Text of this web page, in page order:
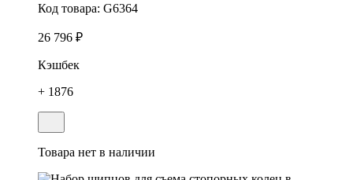
Код товара: G6364
26 796 ₽
Кэшбек
+ 1876
Товара нет в наличии